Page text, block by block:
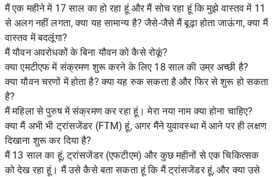
मैं एक महीने में 17 साल का हो रहा हूं और मैं सोच रहा हूं कि मुझे वास्तव में 11
से अलग नहीं लगता, क्या यह सामान्य है? जैसे-जैसे मैं बूढ़ा होता जाऊंगा, क्या मैं
वास्तव में बदलूंगा?
मैं यौवन अवरोधकों के बिना यौवन को कैसे रोकूं?
क्या एमटीएफ में संक्रमण शुरू करने के लिए 18 साल की उम्र अच्छी है?
क्या यौवन चरणों में होता है? क्या यह रुक सकता है और फिर से शुरू हो सकता
है?
मैं महिला से पुरुष में संक्रमण कर रहा हूं। मेरा नया नाम क्या होना चाहिए?
क्या मैं अभी भी ट्रांसजेंडर (FTM) हूं, अगर मैंने युवावस्था में आने पर ही लक्षण
दिखाना शुरू कर दिया है?
मैं 13 साल का हूं, ट्रांसजेंडर (एफटीएम) और कुछ महीनों से एक चिकित्सक
को देख रहा हूं। मैं उसे कैसे बता सकता हूं कि मैं ट्रांसजेंडर हूं, और क्या उसे